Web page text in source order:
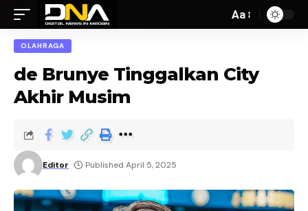
Aa
OLAHRAGA
de Brunye Tinggalkan City
Akhir Musim
Editor Published April 5, 2025